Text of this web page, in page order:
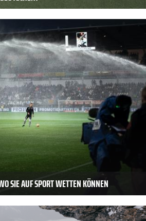
SIE AUF SPORT WETTEN KÖNNEN